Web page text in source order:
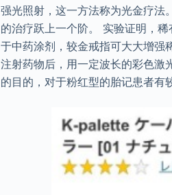
强光照射，这一方法称为光金疗法
的治疗跃上一个阶。 实验证明，
于中药涂剂，较金戒指可大大增强
注射药物后，用一定波长的彩色激
的目的，对于粉红型的胎记患者有